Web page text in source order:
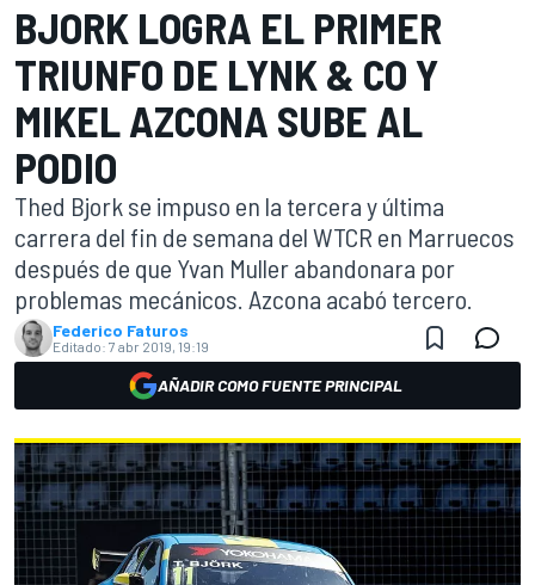
BJORK LOGRA EL PRIMER
TRIUNFO DE LYNK & CO Y
MIKEL AZCONA SUBE AL
PODIO
Thed Bjork se impuso en la tercera y última
carrera del fin de semana del WTCR en Marruecos
después de que Yvan Muller abandonara por
problemas mecánicos. Azcona acabó tercero.
Federico Faturos
Editado: 7 abr 2019, 19:19
AÑADIR COMO FUENTE PRINCIPAL